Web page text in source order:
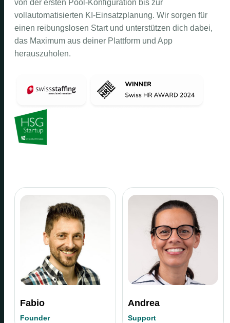
von der ersten Pool-Konfiguration bis zur
vollautomatisierten KI-Einsatzplanung. Wir sorgen für
einen reibungslosen Start und unterstützen dich dabei,
das Maximum aus deiner Plattform und App
herauszuholen.
Fabio
Founder
Andrea
Support